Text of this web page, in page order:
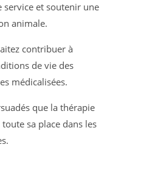
service et soutenir une
animale.
contribuer à
de vie des
médicalisées.
que la thérapie
sa place dans les